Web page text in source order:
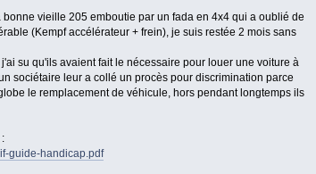
vieille 205 emboutie par un fada en 4x4 qui a oublié de
(Kempf accélérateur + frein), je suis restée 2 mois sans
su qu'ils avaient fait le nécessaire pour louer une voiture à
sociétaire leur a collé un procès pour discrimination parce
le remplacement de véhicule, hors pendant longtemps ils
guide-handicap.pdf